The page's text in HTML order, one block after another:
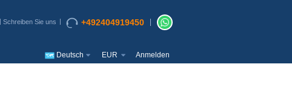
Schreiben Sie uns +492404919450
Deutsch EUR Anmelden